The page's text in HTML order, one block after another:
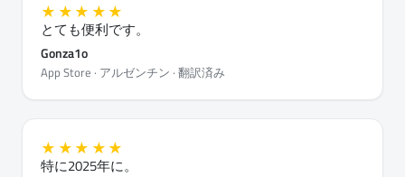
★★★★★
とても便利です。
Gonza1o
App Store · アルゼンチン · 翻訳済み
★★★★★
特に2025年に。